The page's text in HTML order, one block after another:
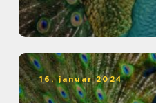
16. januar 2024